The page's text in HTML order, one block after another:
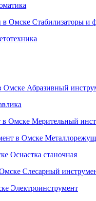
Стабилизаторы и
Абразивный
Мерительный
Оснастка станочная
Слесарный
Электроинструмент